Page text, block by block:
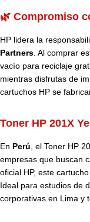
🌿 Compromiso
HP lidera la
Partners. Al comprar
vacío para reciclaje
mientras disfrutas de
cartuchos HP se
Toner HP 201X
En Perú, el Toner HP
empresas que buscan
oficial HP, este
Ideal para estudios de
corporativas en Lima y